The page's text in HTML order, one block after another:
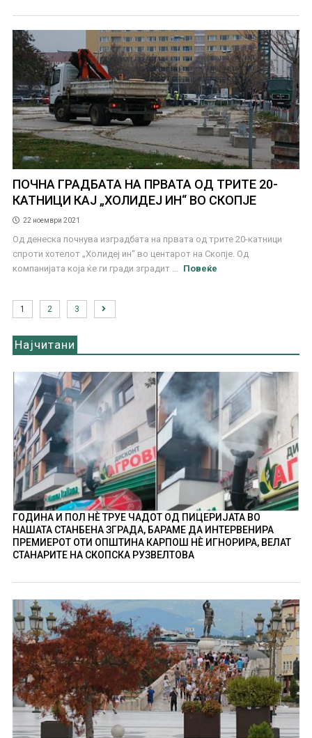
ПОЧНА ГРАДБАТА НА ПРВАТА ОД ТРИТЕ 20-
КАТНИЦИ КАЈ „ХОЛИДЕЈ ИН“ ВО СКОПЈЕ
22 ноември 2021
Од денеска почнува изградбата на првата од трите 20-катници
спроти хотелот „Холидеј ин“ во центарот на Скопје. Од
компанијата која ќе ги гради зградит ...
Повеќе
1 2 3
Најчитани
ГОДИНА И ПОЛ НÈ ТРУЕ ЧАДОТ ОД ПИЦЕРИЈАТА ВО
НАШАТА СТАНБЕНА ЗГРАДА, БАРАМЕ ДА ИНТЕРВЕНИРА
ПРЕМИЕРОТ ОТИ ОПШТИНА КАРПОШ НÈ ИГНОРИРА, ВЕЛАТ
СТАНАРИТЕ НА СКОПСКА РУЗВЕЛТОВА